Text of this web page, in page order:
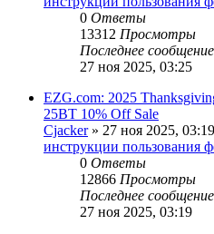
0 Ответы
13312 Просмотры
Последнее сообщение
27 ноя 2025, 03:25
EZG.com: 2025
25BT 10% Off Sale
Cjacker» 27 ноя 2025,
инструкции пользования
0 Ответы
12866 Просмотры
Последнее сообщение
27 ноя 2025, 03:19